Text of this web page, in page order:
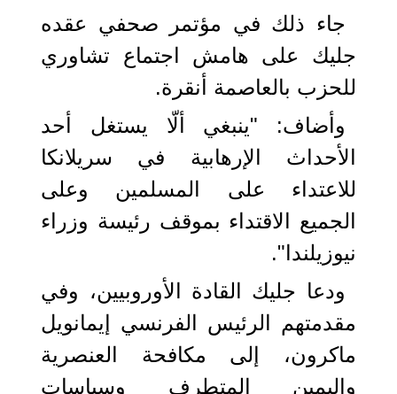
جاء ذلك في مؤتمر صحفي عقده
جليك على هامش اجتماع تشاوري
للحزب بالعاصمة أنقرة.
وأضاف: "ينبغي ألّا يستغل أحد
الأحداث الإرهابية في سريلانكا
للاعتداء على المسلمين وعلى
الجميع الاقتداء بموقف رئيسة وزراء
نيوزيلندا".
ودعا جليك القادة الأوروبيين، وفي
مقدمتهم الرئيس الفرنسي إيمانويل
ماكرون، إلى مكافحة العنصرية
واليمين المتطرف وسياسات